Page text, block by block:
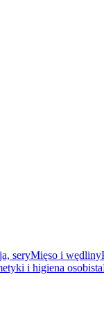
seryMięso i wędliny
i higiena osobista